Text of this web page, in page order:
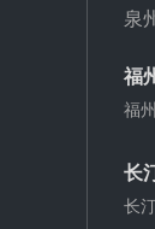
泉
福
福
长
长